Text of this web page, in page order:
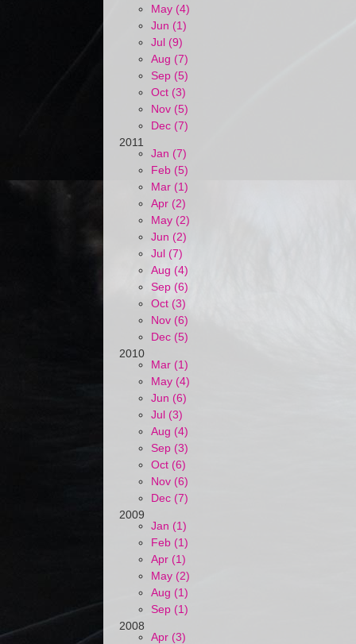
May (4)
Jun (1)
Jul (9)
Aug (7)
Sep (5)
Oct (3)
Nov (5)
Dec (7)
2011
Jan (7)
Feb (5)
Mar (1)
Apr (2)
May (2)
Jun (2)
Jul (7)
Aug (4)
Sep (6)
Oct (3)
Nov (6)
Dec (5)
2010
Mar (1)
May (4)
Jun (6)
Jul (3)
Aug (4)
Sep (3)
Oct (6)
Nov (6)
Dec (7)
2009
Jan (1)
Feb (1)
Apr (1)
May (2)
Aug (1)
Sep (1)
2008
Apr (3)